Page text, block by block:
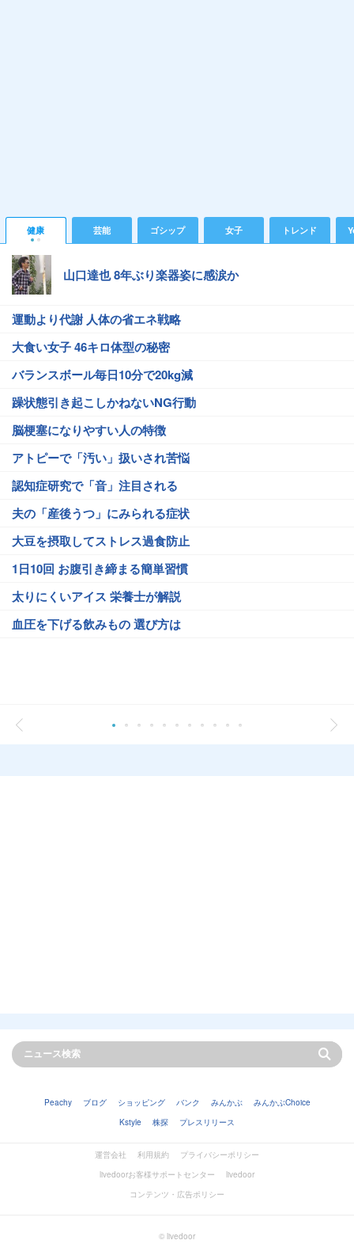
健康 芸能 ゴシップ 女子 トレンド
山口達也 8年ぶり楽器姿に感涙か
運動より代謝 人体の省エネ戦略
大食い女子 46キロ体型の秘密
バランスボール毎日10分で20kg減
躁状態引き起こしかねないNG行動
脳梗塞になりやすい人の特徴
アトピーで「汚い」扱いされ苦悩
認知症研究で「音」注目される
夫の「産後うつ」にみられる症状
大豆を摂取してストレス過食防止
1日10回 お腹引き締まる簡単習慣
太りにくいアイス 栄養士が解説
血圧を下げる飲みもの 選び方は
Peachy ブログ ショッピング バンク みんかぶ
みんかぶChoice
Kstyle
株探 プレスリリース
運営会社 利用規約
プライバシーポリシー
livedoorお客様サポートセンター
livedoor
コンテンツ・広告ポリシー
© livedoor